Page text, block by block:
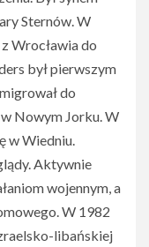
Sternów. W
Wrocławia do
był pierwszym
do
Nowym Jorku. W
w Wiedniu.
Aktywnie
wojennym, a
W 1982
libańskiej